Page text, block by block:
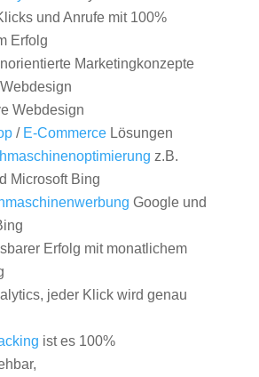
und Anrufe mit 100%
Erfolg
Marketingkonzepte
Webdesign
/ E-CommerceLösungen
z.B.
Microsoft Bing
Google und
Erfolg mit monatlichem
jeder Klick wird genau
ist es 100%